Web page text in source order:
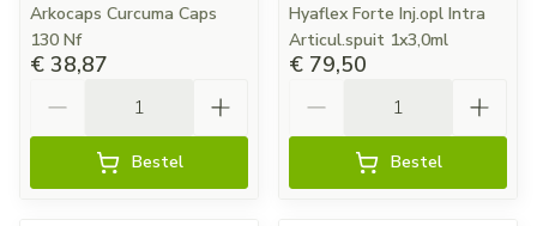
Arkocaps Curcuma Caps
130 Nf
€ 38,87
Bestel
Hyaflex Forte Inj.opl Intra
Articul.spuit 1x3,0ml
€ 79,50
Bestel